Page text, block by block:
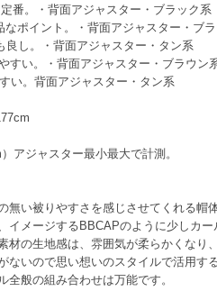
番。・背面アジャスター・ブラック系
ポイント。・背面アジャスター・ブ
し。・背面アジャスター・タン系
すい。・背面アジャスター・ブラウン
い。背面アジャスター・タン系
アジャスター最小最大で計測。
い被りやすさを感じさせてくれる帽
メージするBBCAPのように少しカ
材の生地感は、雰囲気が柔らかくな
いので思い想いのスタイルで活用す
般の組み合わせは万能です。